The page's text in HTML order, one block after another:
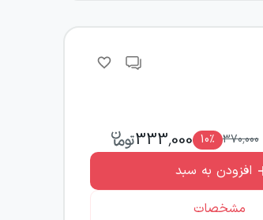
370,000
10٪ 333,000
افزودن به سبد
مشخصات